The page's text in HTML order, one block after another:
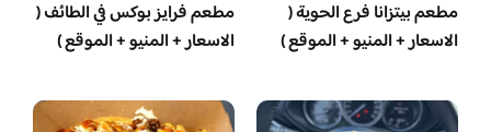
مطعم بيتزانا فرع الحوية (
الاسعار + المنيو + الموقع )
مطعم فرايز بوكس في الطائف (
الاسعار + المنيو + الموقع )